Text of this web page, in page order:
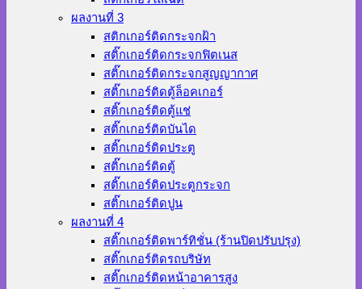
ผลงานที่ 3
สติกเกอร์ติดกระจกฝ้า
สติ๊กเกอร์ติดกระจกฟิตเนส
สติ๊กเกอร์ติดกระจกสูญญากาศ
สติ๊กเกอร์ติดตู้ล็อคเกอร์
สติ๊กเกอร์ติดตู้แช่
สติ๊กเกอร์ติดบันได
สติ๊กเกอร์ติดประตู
สติ๊กเกอร์ติดตู้
สติ๊กเกอร์ติดประตูกระจก
สติ๊กเกอร์ติดปูน
ผลงานที่ 4
สติ๊กเกอร์ติดพาร์ทิชั่น (ร้านปิดปรับปรุง)
สติ๊กเกอร์ติดรถบริษัท
สติ๊กเกอร์ติดหน้าอาคารสูง